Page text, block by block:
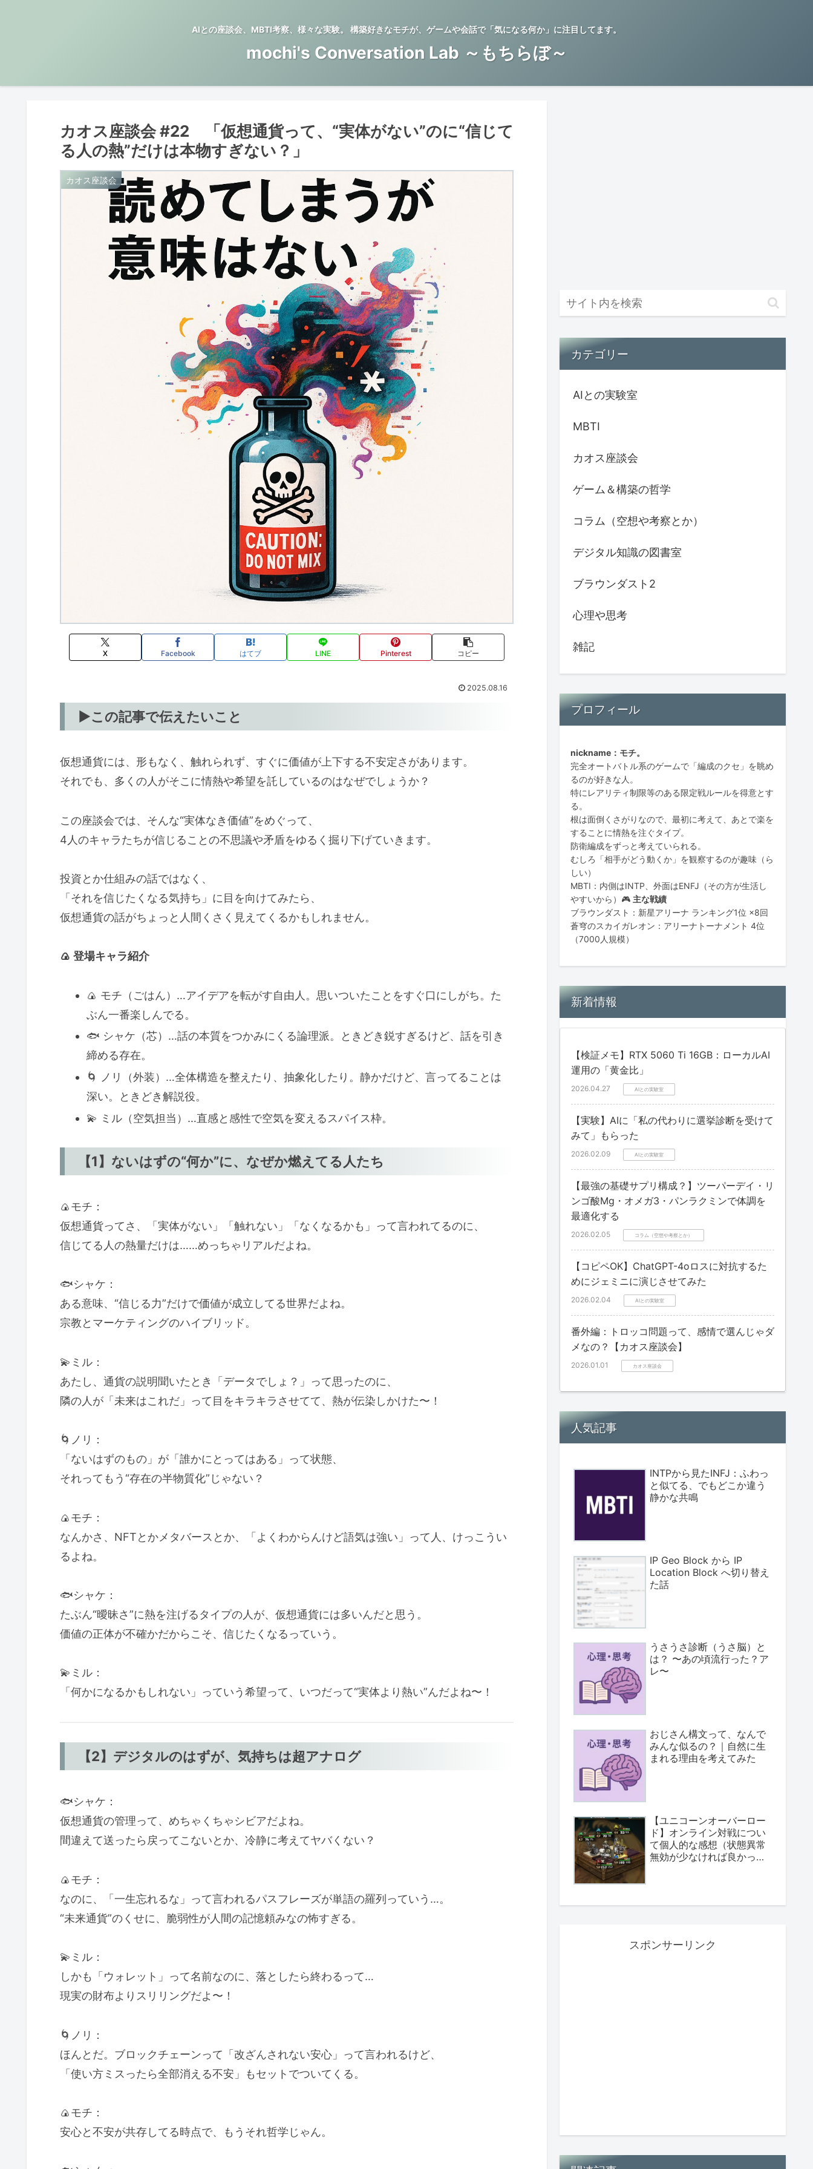
AIとの座談会、MBTI考察、様々な実験。 構築好きなモチが、ゲームや会話で「気になる何か」に注目してます。
mochi's Conversation Lab ～もちらぼ～
カオス座談会 #22 「仮想通貨って、“実体がない”のに“信じて
る人の熱”だけは本物すぎない？」
カオス座談会
X Facebook はてブ LINE Pinterest コピー
2025.08.16
▶この記事で伝えたいこと
仮想通貨には、形もなく、触れられず、すぐに価値が上下する不安定さがあります。
それでも、多くの人がそこに情熱や希望を託しているのはなぜでしょうか？
この座談会では、そんな“実体なき価値”をめぐって、
4人のキャラたちが信じることの不思議や矛盾をゆるく掘り下げていきます。
投資とか仕組みの話ではなく、
「それを信じたくなる気持ち」に目を向けてみたら、
仮想通貨の話がちょっと人間くさく見えてくるかもしれません。
🍙 登場キャラ紹介
🍙 モチ（ごはん）…アイデアを転がす自由人。思いついたことをすぐ口にしがち。た
ぶん一番楽しんでる。
🐟 シャケ（芯）…話の本質をつかみにくる論理派。ときどき鋭すぎるけど、話を引き
締める存在。
🌀 ノリ（外装）…全体構造を整えたり、抽象化したり。静かだけど、言ってることは
深い。ときどき解説役。
💫 ミル（空気担当）…直感と感性で空気を変えるスパイス枠。
【1】ないはずの“何か”に、なぜか燃えてる人たち
🍙モチ：
仮想通貨ってさ、「実体がない」「触れない」「なくなるかも」って言われてるのに、
信じてる人の熱量だけは……めっちゃリアルだよね。
🐟シャケ：
ある意味、“信じる力”だけで価値が成立してる世界だよね。
宗教とマーケティングのハイブリッド。
💫ミル：
あたし、通貨の説明聞いたとき「データでしょ？」って思ったのに、
隣の人が「未来はこれだ」って目をキラキラさせてて、熱が伝染しかけた〜！
🌀ノリ：
「ないはずのもの」が「誰かにとってはある」って状態、
それってもう“存在の半物質化”じゃない？
🍙モチ：
なんかさ、NFTとかメタバースとか、「よくわからんけど語気は強い」って人、けっこうい
るよね。
🐟シャケ：
たぶん“曖昧さ”に熱を注げるタイプの人が、仮想通貨には多いんだと思う。
価値の正体が不確かだからこそ、信じたくなるっていう。
💫ミル：
「何かになるかもしれない」っていう希望って、いつだって“実体より熱い”んだよね〜！
【2】デジタルのはずが、気持ちは超アナログ
🐟シャケ：
仮想通貨の管理って、めちゃくちゃシビアだよね。
間違えて送ったら戻ってこないとか、冷静に考えてヤバくない？
🍙モチ：
なのに、「一生忘れるな」って言われるパスフレーズが単語の羅列っていう…。
“未来通貨”のくせに、脆弱性が人間の記憶頼みなの怖すぎる。
💫ミル：
しかも「ウォレット」って名前なのに、落としたら終わるって…
現実の財布よりスリリングだよ〜！
🌀ノリ：
ほんとだ。ブロックチェーンって「改ざんされない安心」って言われるけど、
「使い方ミスったら全部消える不安」もセットでついてくる。
🍙モチ：
安心と不安が共存してる時点で、もうそれ哲学じゃん。
カテゴリー
AIとの実験室
MBTI
カオス座談会
ゲーム＆構築の哲学
コラム（空想や考察とか）
デジタル知識の図書室
ブラウンダスト2
心理や思考
雑記
プロフィール
nickname：モチ。
完全オートバトル系のゲームで「編成のクセ」を眺め
るのが好きな人。
特にレアリティ制限等のある限定戦ルールを得意とす
る。
根は面倒くさがりなので、最初に考えて、あとで楽を
することに情熱を注ぐタイプ。
防衛編成をずっと考えていられる。
むしろ「相手がどう動くか」を観察するのが趣味（ら
しい）
MBTI：内側はINTP、外面はENFJ（その方が生活し
やすいから）🎮 主な戦績
ブラウンダスト：新星アリーナ ランキング1位 ×8回
蒼穹のスカイガレオン：アリーナトーナメント 4位
（7000人規模）
新着情報
【検証メモ】RTX 5060 Ti 16GB：ローカルAI
運用の「黄金比」
2026.04.27 AIとの実験室
【実験】AIに「私の代わりに選挙診断を受けて
みて」もらった
2026.02.09 AIとの実験室
【最強の基礎サプリ構成？】ツーパーデイ・リ
ンゴ酸Mg・オメガ3・パンラクミンで体調を
最適化する
2026.02.05 コラム（空想や考察とか）
【コピペOK】ChatGPT-4oロスに対抗するた
めにジェミニに演じさせてみた
2026.02.04 AIとの実験室
番外編：トロッコ問題って、感情で選んじゃダ
メなの？【カオス座談会】
2026.01.01 カオス座談会
人気記事
INTPから見たINFJ：ふわっ
と似てる、でもどこか違う
静かな共鳴
IP Geo Block から IP
Location Block へ切り替え
た話
うさうさ診断（うさ脳）と
は？ 〜あの頃流行った？ア
レ〜
おじさん構文って、なんで
みんな似るの？｜自然に生
まれる理由を考えてみた
【ユニコーンオーバーロー
ド】オンライン対戦につい
て個人的な感想（状態異常
無効が少なければ良かっ
スポンサーリンク